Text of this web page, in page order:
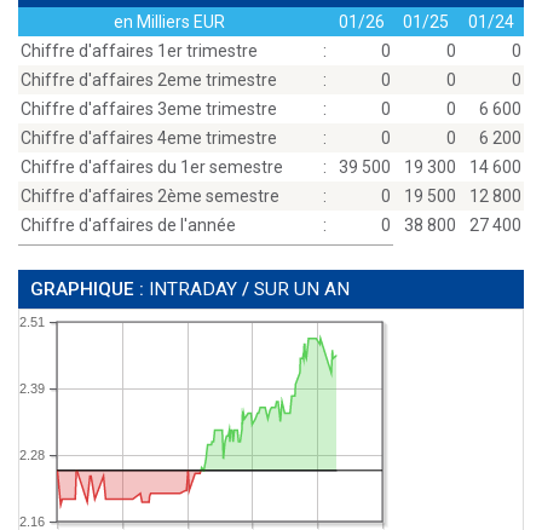
en Milliers EUR 01/26 01/25
01/24
Chiffre d'affaires 1er trimestre
: 0 0
0
Chiffre d'affaires 2eme trimestre
: 0 0
0
Chiffre d'affaires 3eme trimestre
: 0 0
6 600
Chiffre d'affaires 4eme trimestre
: 0 0
6 200
Chiffre d'affaires du 1er semestre
: 39 500 19 300
14 600
Chiffre d'affaires 2ème semestre
: 0 19 500
12 800
Chiffre d'affaires de l'année
: 0 38 800 27 400
GRAPHIQUE : INTRADAY / SUR UN AN
2.16
2.28
2.39
2.51